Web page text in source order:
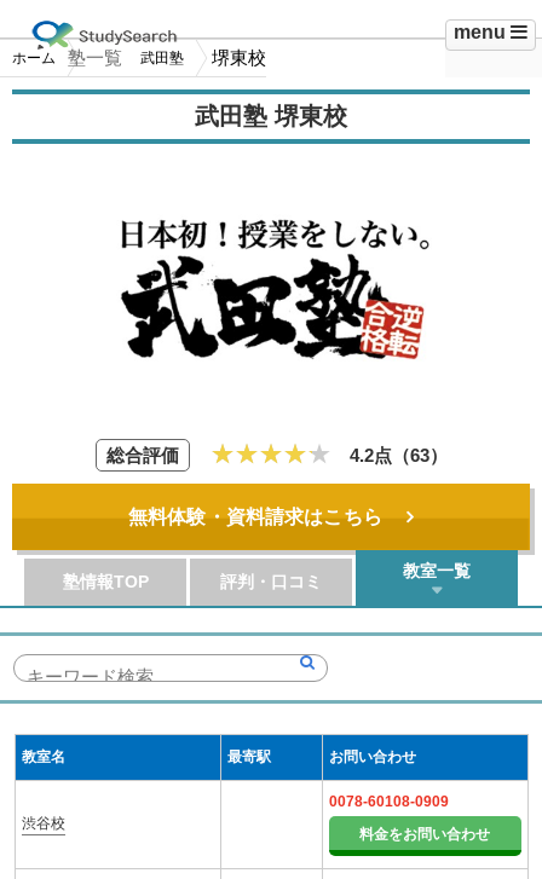
menu
ホーム 塾一覧 武田塾 堺東校
武田塾 堺東校
総合評価 4.2点（63）
無料体験・資料請求はこちら
塾情報TOP 評判・口コミ
教室一覧
教室名 最寄駅 お問い合わせ
渋谷校
0078-60108-0909
料金をお問い合わせ